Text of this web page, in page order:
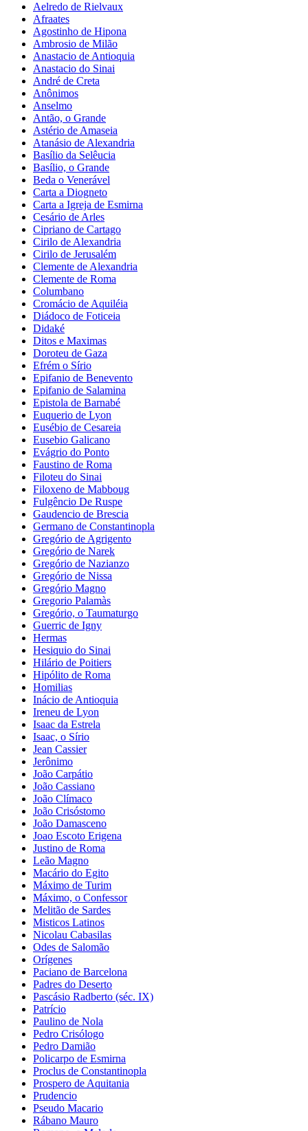
Aelredo de Rielvaux
Afraates
Agostinho de Hipona
Ambrosio de Milão
Anastacio de Antioquia
Anastacio do Sinai
André de Creta
Anônimos
Anselmo
Antão, o Grande
Astério de Amaseia
Atanásio de Alexandria
Basílio da Selêucia
Basílio, o Grande
Beda o Venerável
Carta a Diogneto
Carta a Igreja de Esmirna
Cesário de Arles
Cipriano de Cartago
Cirilo de Alexandria
Cirilo de Jerusalém
Clemente de Alexandria
Clemente de Roma
Columbano
Cromácio de Aquiléia
Diádoco de Foticeia
Didaké
Ditos e Maximas
Doroteu de Gaza
Efrém o Sírio
Epifanio de Benevento
Epifanio de Salamina
Epistola de Barnabé
Euquerio de Lyon
Eusébio de Cesareia
Eusebio Galicano
Evágrio do Ponto
Faustino de Roma
Filoteu do Sinai
Filoxeno de Mabboug
Fulgêncio De Ruspe
Gaudencio de Brescia
Germano de Constantinopla
Gregório de Agrigento
Gregório de Narek
Gregório de Nazianzo
Gregório de Nissa
Gregório Magno
Gregorio Palamàs
Gregório, o Taumaturgo
Guerric de Igny
Hermas
Hesiquio do Sinai
Hilário de Poitiers
Hipólito de Roma
Homilias
Inácio de Antioquia
Ireneu de Lyon
Isaac da Estrela
Isaac, o Sírio
Jean Cassier
Jerônimo
João Carpátio
João Cassiano
João Clímaco
João Crisóstomo
João Damasceno
Joao Escoto Erigena
Justino de Roma
Leão Magno
Macário do Egito
Máximo de Turim
Máximo, o Confessor
Melitão de Sardes
Misticos Latinos
Nicolau Cabasilas
Odes de Salomão
Orígenes
Paciano de Barcelona
Padres do Deserto
Pascásio Radberto (séc. IX)
Patrício
Paulino de Nola
Pedro Crisólogo
Pedro Damião
Policarpo de Esmirna
Proclus de Constantinopla
Prospero de Aquitania
Prudencio
Pseudo Macario
Rábano Mauro